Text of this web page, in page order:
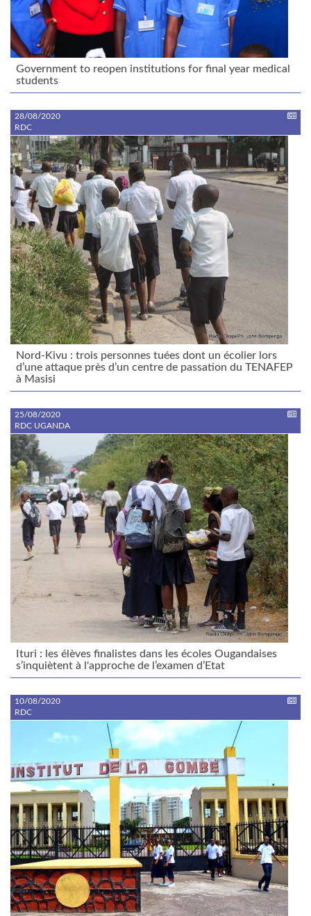
Government to reopen institutions for final year medical
students
28/08/2020
RDC
Nord-Kivu : trois personnes tuées dont un écolier lors
d’une attaque près d’un centre de passation du TENAFEP
à Masisi
25/08/2020
RDC UGANDA
Ituri : les élèves finalistes dans les écoles Ougandaises
s’inquiètent à l'approche de l’examen d’Etat
10/08/2020
RDC